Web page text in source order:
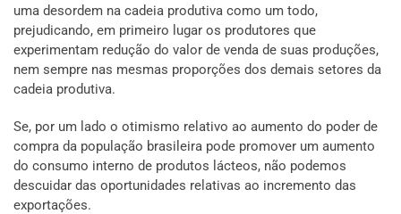
uma desordem na cadeia produtiva como um todo,
prejudicando, em primeiro lugar os produtores que
experimentam redução do valor de venda de suas produções,
nem sempre nas mesmas proporções dos demais setores da
cadeia produtiva.
Se, por um lado o otimismo relativo ao aumento do poder de
compra da população brasileira pode promover um aumento
do consumo interno de produtos lácteos, não podemos
descuidar das oportunidades relativas ao incremento das
exportações.